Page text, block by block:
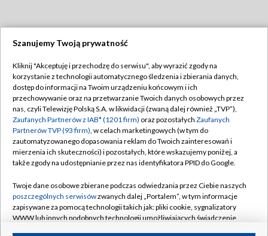
TVP
Abonament TVP
Emisja w TVP
Centrum informacji TVP
Naziemna Telewizja Cyfrowa
Rada Programowa
System NOS
Informacje o nadawcy
Regulamin TVP
Polityka prywatności
Moje zgody
Pomoc
Kontakt
Szanujemy Twoją prywatność
Kliknij "Akceptuję i przechodzę do serwisu", aby wyrazić zgody na
korzystanie z technologii automatycznego śledzenia i zbierania danych,
dostęp do informacji na Twoim urządzeniu końcowym i ich
przechowywanie oraz na przetwarzanie Twoich danych osobowych przez
nas, czyli Telewizję Polską S.A. w likwidacji (zwaną dalej również „TVP”),
Zaufanych Partnerów z IAB* (1201 firm) oraz pozostałych Zaufanych
Partnerów TVP (93 firm), w celach marketingowych (w tym do
zautomatyzowanego dopasowania reklam do Twoich zainteresowań i
mierzenia ich skuteczności) i pozostałych, które wskazujemy poniżej, a
także zgody na udostępnianie przez nas identyfikatora PPID do Google.
Twoje dane osobowe zbierane podczas odwiedzania przez Ciebie naszych
poszczególnych serwisówzwanych dalej „Portalem”, w tym informacje
zapisywane za pomocą technologii takich jak: pliki cookie, sygnalizatory
WWW lub innych podobnych technologii umożliwiających świadczenie